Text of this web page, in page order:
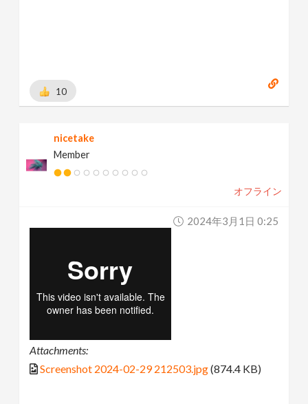
10
nicetake
Member
オフライン
2024年3月1日 0:25
Attachments:
Screenshot 2024-02-29 212503.jpg(874.4 KB)